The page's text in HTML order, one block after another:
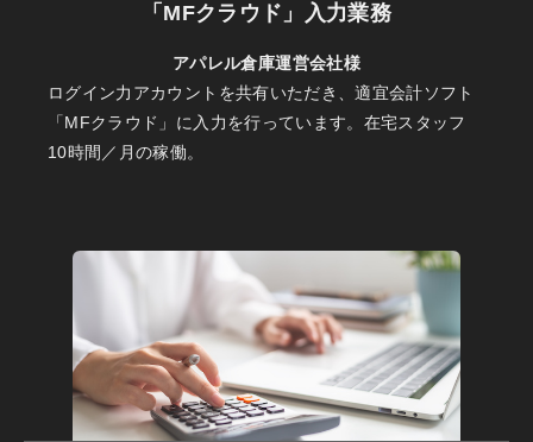
「MFクラウド」入力業務
アパレル倉庫運営会社様
ログイン力アカウントを共有いただき、適宜会計ソフト
「MFクラウド」に入力を行っています。在宅スタッフ
10時間／月の稼働。